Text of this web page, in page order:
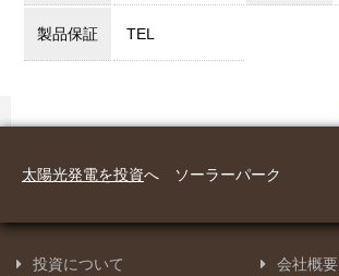
製品保証 TEL
太陽光発電を投資へ ソーラーパーク
投資について 会社概要